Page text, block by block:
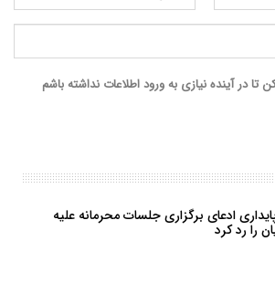
تا در آینده نیازی به ورود اطلاعات نداشته باشم
ادعای برگزاری جلسات محرمانه علیه
را رد کرد